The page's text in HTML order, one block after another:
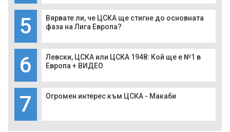
5
Вярвате ли, че ЦСКА ще стигне до основната
фаза на Лига Европа?
6
Левски, ЦСКА или ЦСКА 1948: Кой ще е №1 в
Европа + ВИДЕО
7 Огромен интерес към ЦСКА - Макаби